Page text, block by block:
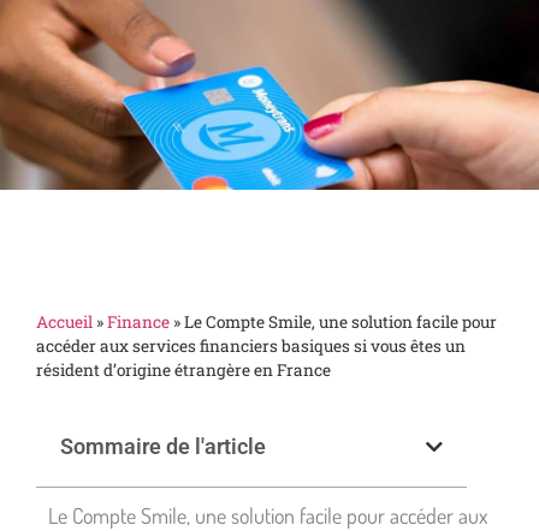
Accueil »Finance »Le Compte Smile, une solution facile pour
accéder aux services financiers basiques si vous êtes un
résident d’origine étrangère en France
Sommaire de l'article
Le Compte Smile, une solution facile pour accéder aux